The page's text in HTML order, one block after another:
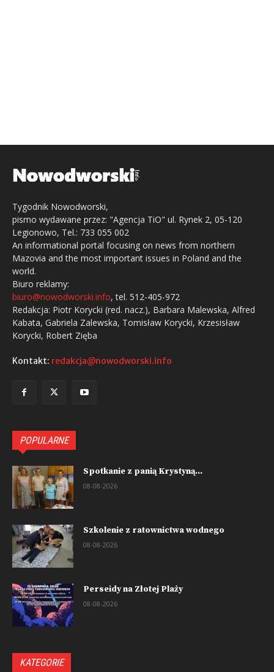
Tygodnik Nowodworski,
pismo wydawane przez: "Agencja TiO" ul. Rynek 2, 05-120
Legionowo, Tel.: 733 055 002
An informational portal focusing on news from northern
Mazovia and the most important issues in Poland and the
world.
Biuro reklamy:
biuro@nowodworski.info, tel. 512-405-972
Redakcja: Piotr Korycki (red. nacz.), Barbara Malewska, Alfred
Kabata, Gabriela Zalewska, Tomisław Korycki, Krzesisław
Korycki, Robert Zięba
Kontakt: redakcja@nowodworski.info
POPULARNE
Spotkanie z panią Krystyną...
08-08-2026
Szkolenie z ratownictwa wodnego
08-08-2026
Perseidy na Złotej Plaży
08-08-2026
KATEGORIE